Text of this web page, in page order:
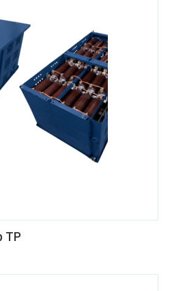
ТР